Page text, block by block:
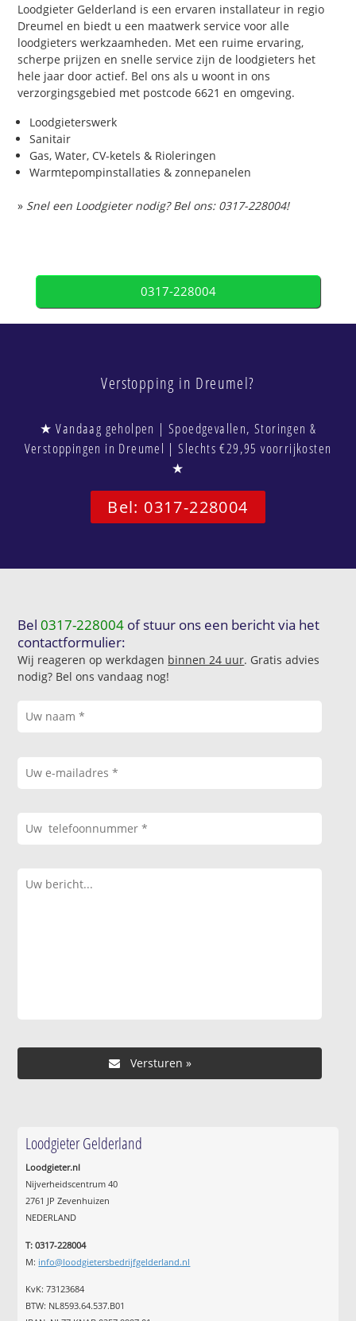
Loodgieter Gelderland is een ervaren installateur in regio
Dreumel en biedt u een maatwerk service voor alle
loodgieters werkzaamheden. Met een ruime ervaring,
scherpe prijzen en snelle service zijn de loodgieters het
hele jaar door actief. Bel ons als u woont in ons
verzorgingsgebied met postcode 6621 en omgeving.
Loodgieterswerk
Sanitair
Gas, Water, CV-ketels & Rioleringen
Warmtepompinstallaties & zonnepanelen
» Snel een Loodgieter nodig? Bel ons: 0317-228004!
0317-228004
Verstopping in Dreumel?
★ Vandaag geholpen | Spoedgevallen, Storingen &
Verstoppingen in Dreumel | Slechts €29,95 voorrijkosten
★
Bel: 0317-228004
Bel0317-228004 of stuur ons een bericht via het
contactformulier:
Wij reageren op werkdagen binnen 24 uur. Gratis advies
nodig? Bel ons vandaag nog!
Loodgieter Gelderland
Loodgieter.nl
Nijverheidscentrum 40
2761 JP Zevenhuizen
NEDERLAND
T: 0317-228004
M: info@loodgietersbedrijfgelderland.nl
KvK: 73123684
BTW: NL8593.64.537.B01